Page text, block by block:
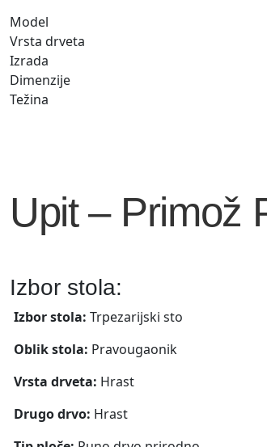
Model
Vrsta drveta
Izrada
Dimenzije
Težina
Upit – Primož
Izbor stola:
Izbor stola: Trpezarijski sto
Oblik stola: Pravougaonik
Vrsta drveta: Hrast
Drugo drvo: Hrast